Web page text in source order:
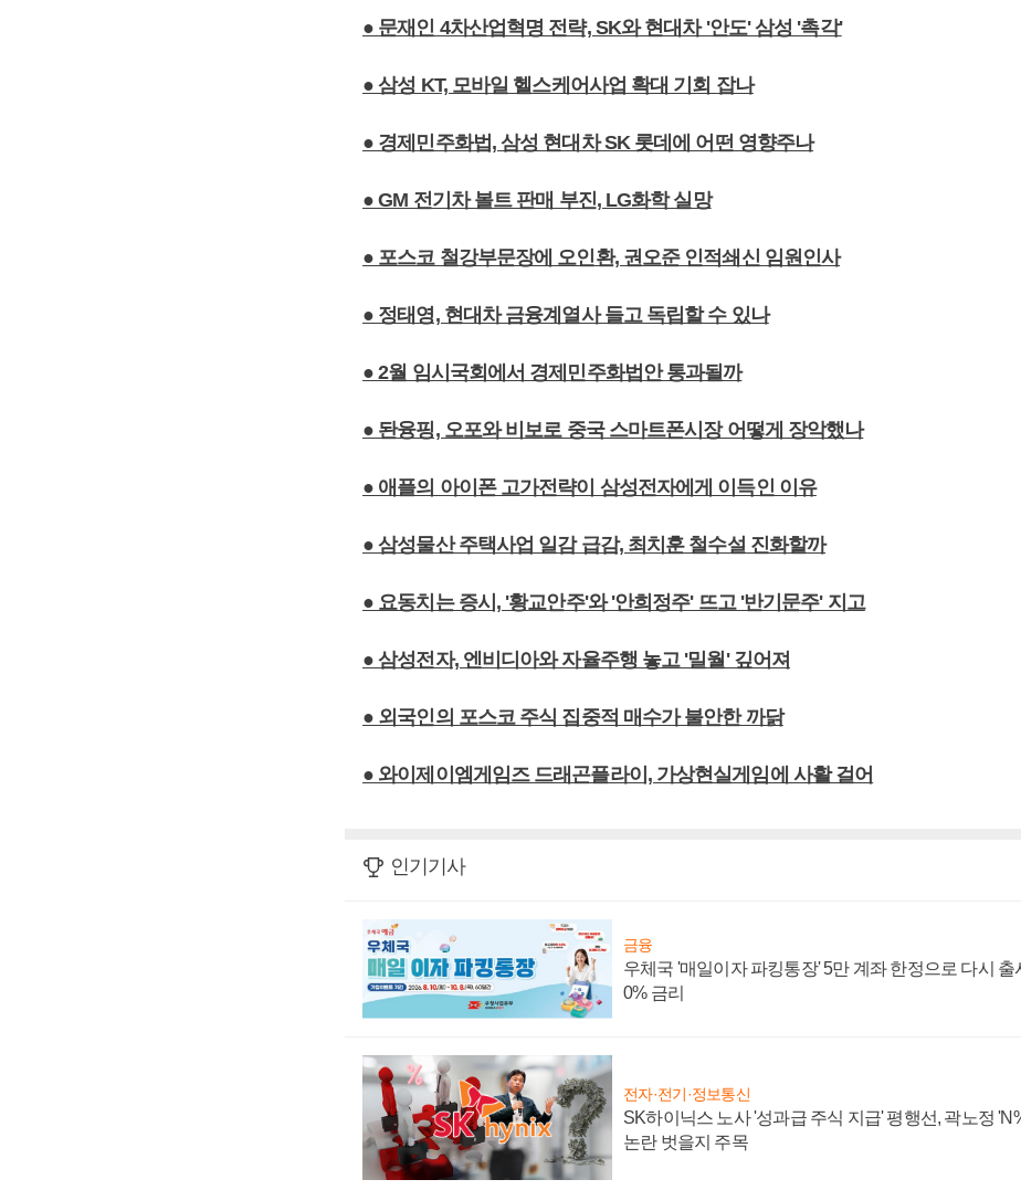
● 문재인 4차산업혁명 전략, SK와 현대차 '안도' 삼성 '촉각'
● 삼성 KT, 모바일 헬스케어사업 확대 기회 잡나
● 경제민주화법, 삼성 현대차 SK 롯데에 어떤 영향주나
● GM 전기차 볼트 판매 부진, LG화학 실망
● 포스코 철강부문장에 오인환, 권오준 인적쇄신 임원인사
● 정태영, 현대차 금융계열사 들고 독립할 수 있나
● 2월 임시국회에서 경제민주화법안 통과될까
● 돤융핑, 오포와 비보로 중국 스마트폰시장 어떻게 장악했나
● 애플의 아이폰 고가전략이 삼성전자에게 이득인 이유
● 삼성물산 주택사업 일감 급감, 최치훈 철수설 진화할까
● 요동치는 증시, '황교안주'와 '안희정주' 뜨고 '반기문주' 지고
● 삼성전자, 엔비디아와 자율주행 놓고 '밀월' 깊어져
● 외국인의 포스코 주식 집중적 매수가 불안한 까닭
● 와이제이엠게임즈 드래곤플라이, 가상현실게임에 사활 걸어
인기기사
금융
우체국 '매일이자 파킹통장' 5만 계좌 한정으로 다시 출
0% 금리
전자·전기·정보통신
SK하이닉스 노사 '성과급 주식 지급' 평행선, 곽노정
논란 벗을지 주목